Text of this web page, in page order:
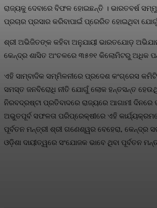
ରାଜ୍ୟକୁ ଦେବାରେ ବିଫଳ ହୋଇଛନ୍ତି । ଭାରତବର୍ଷ
ପ୍ରଚାର ପ୍ରସାର କରିବାପାଇଁ ପ୍ରେରିତ ହୋଇଥିବା ଯୋଗୁଁ
ଶ୍ରୀ ଅଭିଜିତଙ୍କ କହିବା ଅନୁଯାୟୀ ଭାରତଯୋଡ଼
କେନ୍ଦ୍ର ଶାସିତ ଅଂଚଳରେ ୩୫୭୧ କିଲୋମିଟରୁ ଅଧିକ
ଏହି ସାମ୍ବାଦିକ ସମ୍ମିଳନୀରେ ପ୍ରଦେଶ କଂଗ୍ରେସ
ସମସ୍ତ ଜନବିରୋଧି ନୀତି ଯୋଗୁଁ ଲୋକ ହନ୍ତସନ୍ତ
ନିରବଦ୍ରଷ୍ଟା ପ୍ରତିବାଦରେ ରାଜ୍ୟରେ ଆଗାମୀ
ଅଭୁତପୂର୍ବ ସଫଳତା ପରିପ୍ରେକ୍ଷୀରେ ଏହି
ପୂର୍ବତନ ମନ୍ତ୍ରୀ ଶ୍ରୀ ଗଣେଶ୍ୱର ବେହେରା,
ଓଡ଼ିଶା ଦାୟୀତ୍ୱରେ ସଂଯୋଜକ ଭାବେ ଥିବା ପୂର୍ବତନ